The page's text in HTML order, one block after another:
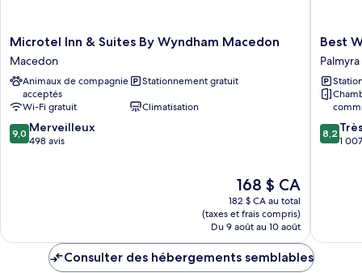
Microtel
Inn
&
Suites
Wyndham
Macedon
Macedon
Microtel Inn & Suites By Wyndham Macedon
Macedon
Animaux de compagnie
acceptés
Stationnement gratuit
Wi-Fi gratuit
Climatisation
9.0
sur
9,0 Merveilleux
498 avis
Le
prix
est
de
168 $ CA
168 $ CA
182 $ CA au total
(taxes et frais compris)
Du 9 août au 10 août
Best
Western
Palmyra
Inn
&
Suites
Palmyra
Best
Palmyra
8.2
sur
8,2
1
Consulter des hébergements semblables